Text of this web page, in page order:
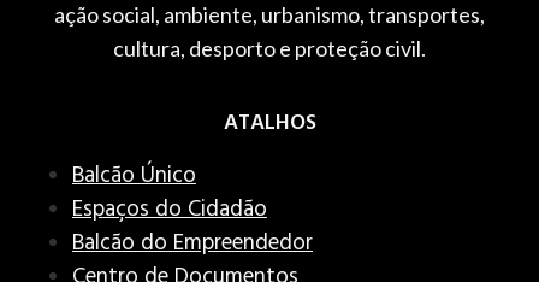
ação social, ambiente, urbanismo, transportes,
cultura, desporto e proteção civil.
ATALHOS
Balcão Único
Espaços do Cidadão
Balcão do Empreendedor